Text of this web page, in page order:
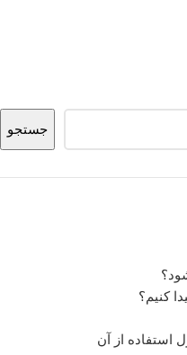
جستجو
کنیم؟
از آن